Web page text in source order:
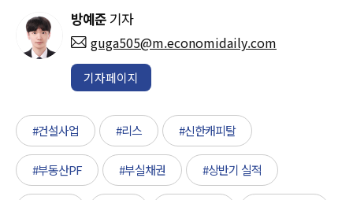
방예준 기자
guga505@m.economidaily.com
기자페이지
#건설사업 #리스 #신한캐피탈
#부동산PF #부실채권 #상반기 실적